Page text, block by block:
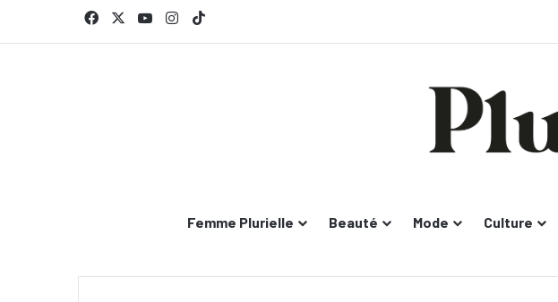
FacebookYouTubeInstagram
Femme Plurielle Beauté Mode Culture